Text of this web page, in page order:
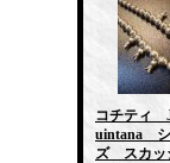
コチティ
uintana シ
ズ スカッ